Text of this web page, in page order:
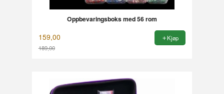
Oppbevaringsboks med 56 rom
159,00
189,00
Kjøp